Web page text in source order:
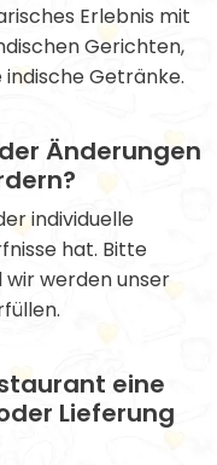
Erlebnis mit
Gerichten,
Getränke.
Änderungen
individuelle
hat. Bitte
wir werden unser
eine
Lieferung